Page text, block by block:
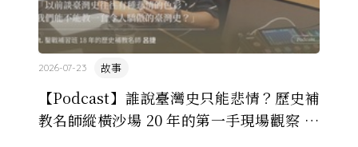
【Podcast】誰說臺灣史只能悲情？歷史補
教名師縱橫沙場 20 年的第一手現場觀察 ft.
故事
2026-07-23